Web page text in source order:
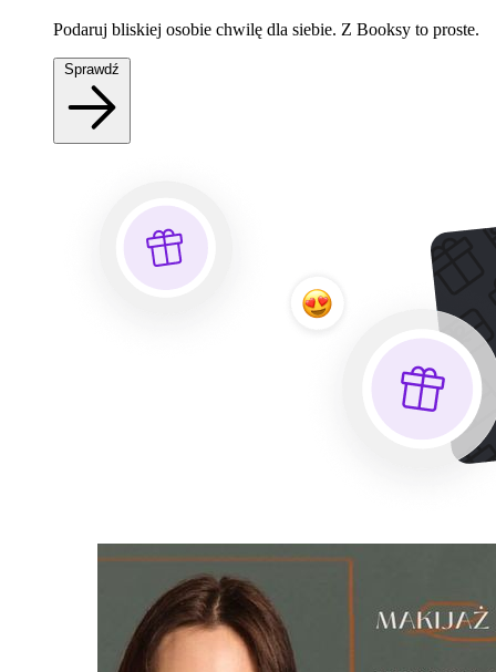
Podaruj bliskiej osobie chwilę dla siebie. Z Booksy to proste.